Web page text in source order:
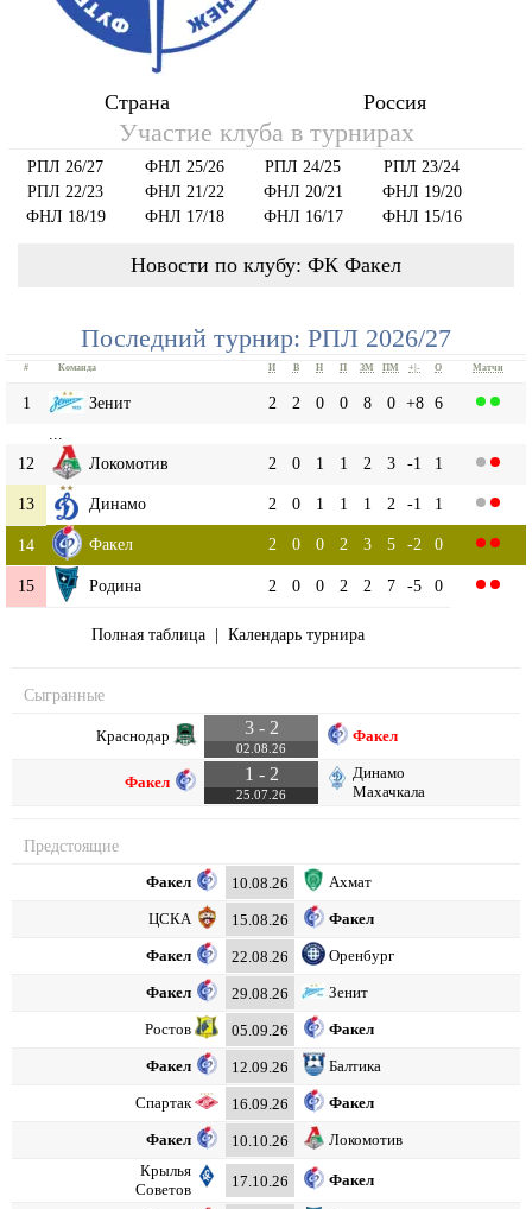
Страна Россия
Участие клуба в турнирах
РПЛ 26/27 ФНЛ 25/26 РПЛ 24/25
РПЛ 23/24
РПЛ 22/23
ФНЛ 21/22 ФНЛ 20/21
ФНЛ 19/20
ФНЛ 18/19
ФНЛ 17/18 ФНЛ 16/17 ФНЛ 15/16
Новости по клубу: ФК Факел
Последний турнир: РПЛ 2026/27
# Команда И В Н П ЗМ ПМ +|- О Матчи
1 Зенит 2 2 0 0 8 0 +8 6
12
Локомотив 2 0 1 1 2 3 -1 1
13 Динамо 2 0 1 1 1 2 -1 1
14 Факел 2 0 0 2 3 5 -2 0
15 Родина 2 0 0 2 2 7 -5 0
Полная таблица | Календарь турнира
Сыгранные
Краснодар 3 - 2
02.08.26
Факел
Факел 1 - 2
25.07.26
Динамо
Махачкала
Предстоящие
Факел 10.08.26 Ахмат
ЦСКА 15.08.26 Факел
Факел 22.08.26 Оренбург
Факел 29.08.26 Зенит
Ростов 05.09.26 Факел
Факел 12.09.26 Балтика
Спартак 16.09.26 Факел
Факел 10.10.26
Локомотив
Крылья
Советов
17.10.26 Факел